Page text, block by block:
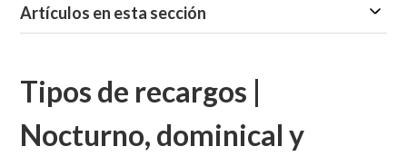
Artículos en esta sección
Tipos de recargos |
Nocturno, dominical y